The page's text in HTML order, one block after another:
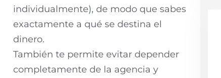
individualmente), de modo que sabes
exactamente a qué se destina el
dinero.
También te permite evitar depender
completamente de la agencia y